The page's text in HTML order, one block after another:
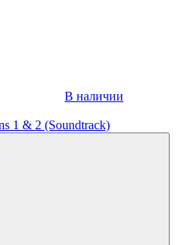
В наличии
1 & 2 (Soundtrack)